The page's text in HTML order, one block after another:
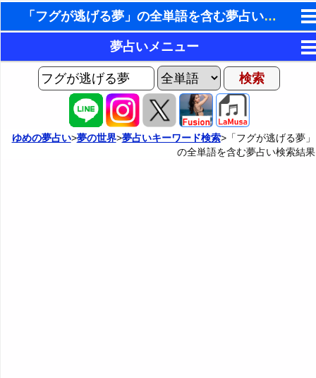
「フグが逃げる夢」の全単語を含む夢占い検索結果
東洋・西洋占星術
ホラリー占星術
手相占いで未来診断
タロットカードで無料占い
命名の姓名判断
夢占いメニュー
AIゆめの夢占いチャット
ヨセフの夢占い
夢占い掲示板
ゆめの夢占い>夢の世界>夢占いキーワード検索>「フグが逃げる夢」
の全単語を含む夢占い検索結果